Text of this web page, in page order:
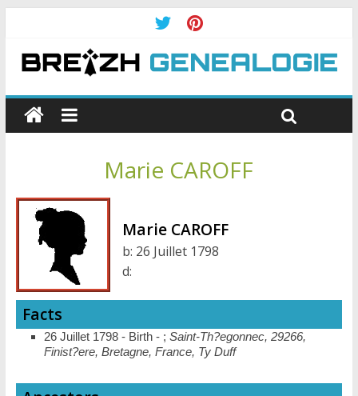
Marie CAROFF
Marie CAROFF
b: 26 Juillet 1798
d:
Facts
26 Juillet 1798 - Birth - ; Saint-Th?egonnec, 29266,
Finist?ere, Bretagne, France, Ty Duff